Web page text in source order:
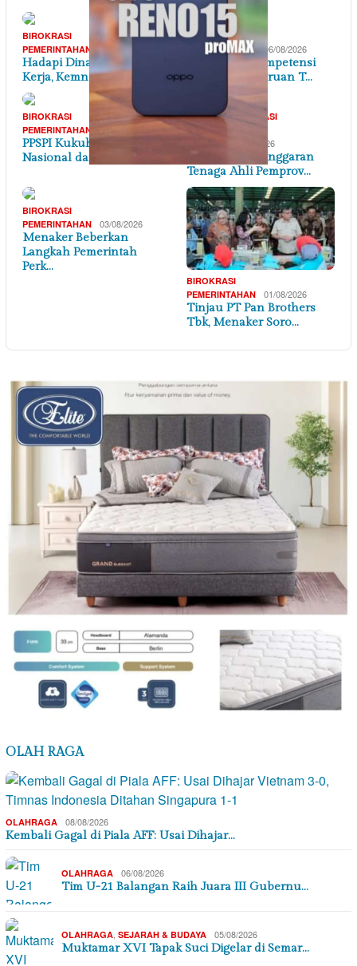
BIROKRASI
PEMERINTAHAN
07/08/2026
Hadapi Dinamika Dunia
Kerja, Kemnaker Se…
BIROKRASI
PEMERINTAHAN
06/08/2026
Penguatan Kompetensi
Lulusan Perguruan T…
BIROKRASI
PEMERINTAHAN
06/08/2026
PPSPI Kukuhkan Pengurus
Nasional dan 38 …
BANTEN,
BIROKRASI
PEMERINTAHAN
05/08/2026
AMBB Soroti Anggaran
Tenaga Ahli Pemprov…
BIROKRASI
PEMERINTAHAN
03/08/2026
Menaker Beberkan
Langkah Pemerintah
Perk…
BIROKRASI
PEMERINTAHAN
01/08/2026
Tinjau PT Pan Brothers
Tbk, Menaker Soro…
OLAH RAGA
OLAHRAGA 08/08/2026
Kembali Gagal di Piala AFF: Usai Dihajar…
OLAHRAGA 06/08/2026
Tim U-21 Balangan Raih Juara III Gubernu…
OLAHRAGA SEJARAH & BUDAYA 05/08/2026
Muktamar XVI Tapak Suci Digelar di Semar…